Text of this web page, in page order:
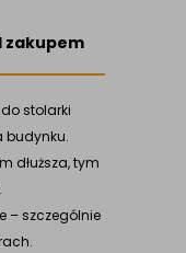
zakupem
stolarki
budynku.
dłuższa, tym
– szczególnie